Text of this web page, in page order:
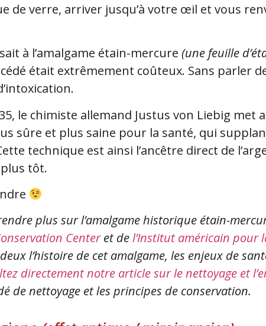
de verre, arriver jusqu’à votre œil et vous
à l’amalgame étain-mercure (une feuille
était extrêmement coûteux. Sans parler
le chimiste allemand Justus von Liebig
sûre et plus saine pour la santé, qui
technique est ainsi l’ancêtre direct de
tôt.
plus sur l’amalgame historique étain-
Centeret del’Institut américain pour
l’histoire de cet amalgame, les enjeux de
directement notre article sur le nettoyage et
de nettoyage et les principes de conservation.